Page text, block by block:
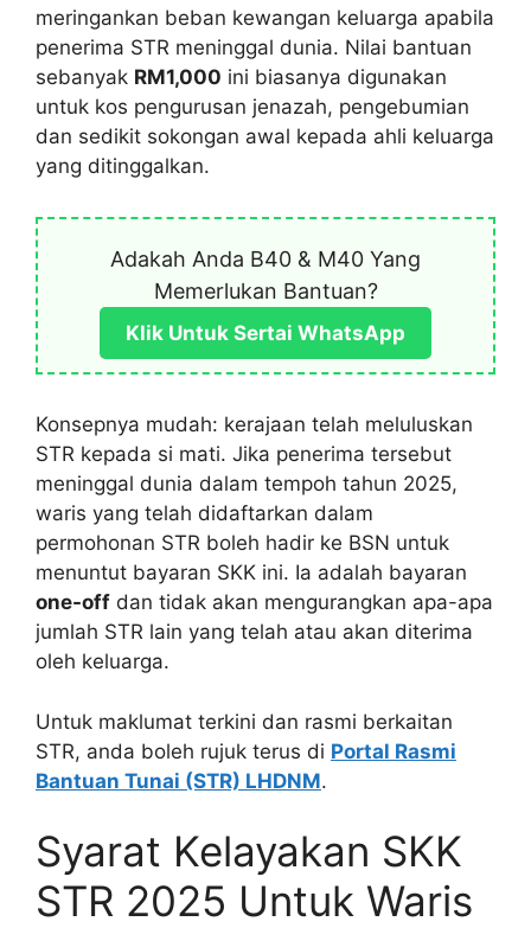
meringankan beban kewangan keluarga apabila
penerima STR meninggal dunia. Nilai bantuan
sebanyak RM1,000 ini biasanya digunakan
untuk kos pengurusan jenazah, pengebumian
dan sedikit sokongan awal kepada ahli keluarga
yang ditinggalkan.
Adakah Anda B40 & M40 Yang
Memerlukan Bantuan?
Klik Untuk Sertai WhatsApp
Konsepnya mudah: kerajaan telah meluluskan
STR kepada si mati. Jika penerima tersebut
meninggal dunia dalam tempoh tahun 2025,
waris yang telah didaftarkan dalam
permohonan STR boleh hadir ke BSN untuk
menuntut bayaran SKK ini. Ia adalah bayaran
one-off dan tidak akan mengurangkan apa-apa
jumlah STR lain yang telah atau akan diterima
oleh keluarga.
Untuk maklumat terkini dan rasmi berkaitan
STR, anda boleh rujuk terus di Portal Rasmi
Bantuan Tunai (STR) LHDNM.
Syarat Kelayakan SKK
STR 2025 Untuk Waris